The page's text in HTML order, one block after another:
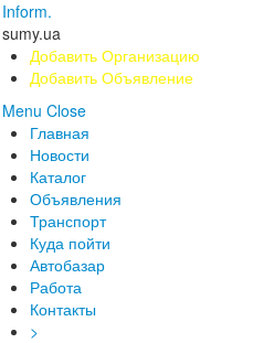
Inform.
sumy.ua
Добавить Организацию
Добавить Объявление
Menu Close
Главная
Новости
Каталог
Объявления
Транспорт
Куда пойти
Автобазар
Работа
Контакты
>